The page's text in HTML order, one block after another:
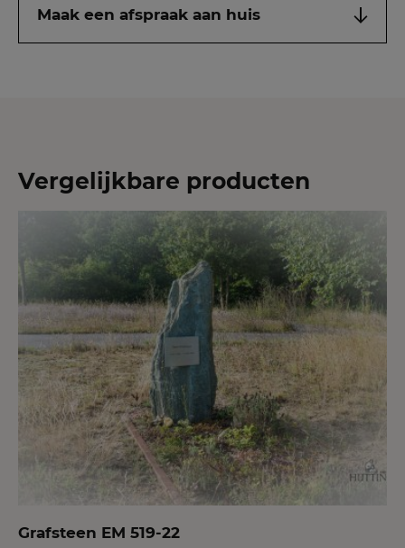
Maak een afspraak aan huis
Vergelijkbare producten
Grafsteen EM 519-22